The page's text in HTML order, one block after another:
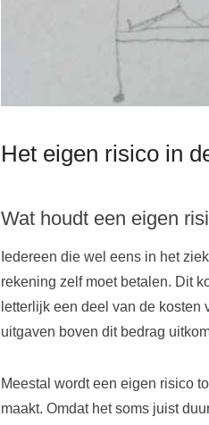
Het eigen risico in
Wat houdt een eigen
Iedereen die wel eens in het
rekening zelf moet betalen. Dit
letterlijk een deel van de
uitgaven boven dit bedrag
Meestal wordt een eigen risico
maakt. Omdat het soms juist